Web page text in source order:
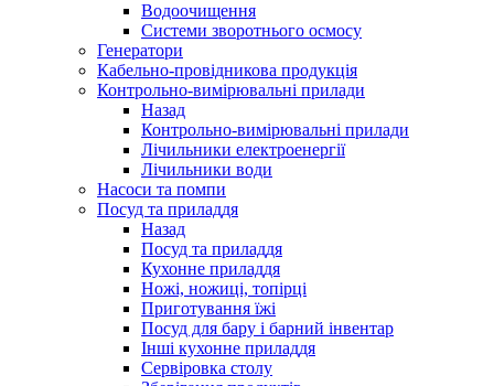
Водоочищення
Системи зворотнього осмосу
Генератори
Кабельно-провідникова продукція
Контрольно-вимірювальні прилади
Назад
Контрольно-вимірювальні прилади
Лічильники електроенергії
Лічильники води
Насоси та помпи
Посуд та приладдя
Назад
Посуд та приладдя
Кухонне приладдя
Ножі, ножиці, топірці
Приготування їжі
Посуд для бару і барний інвентар
Інші кухонне приладдя
Сервіровка столу